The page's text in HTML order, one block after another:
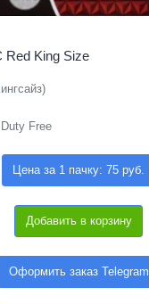
Red King Size
Duty Free
Цена за 1 пачку: 75 руб.
Добавить в корзину
Оформить заказ Telegram